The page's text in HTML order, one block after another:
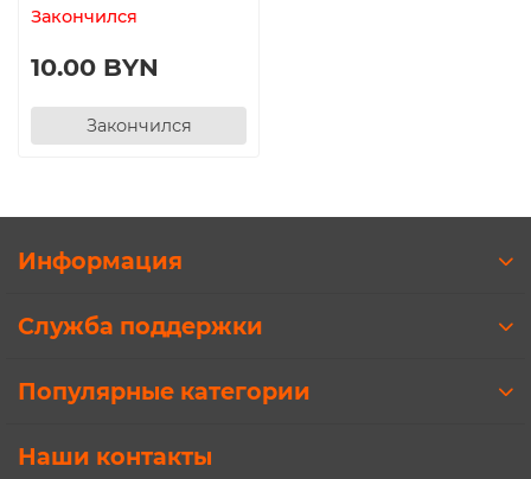
Закончился
10.00 BYN
Закончился
Информация
Служба поддержки
Популярные категории
Наши контакты